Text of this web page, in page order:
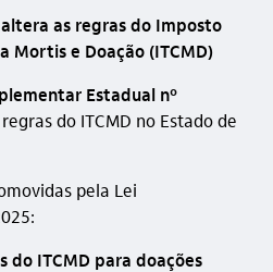
as regras do Imposto
Mortis e Doação (ITCMD)
Estadual nº
do ITCMD no Estado de
pela Lei
do ITCMD para doações